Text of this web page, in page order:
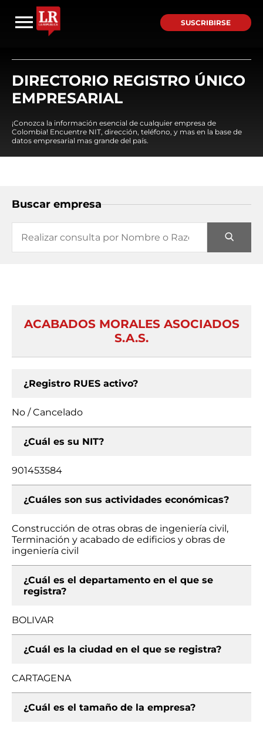
SUSCRIBIRSE
DIRECTORIO REGISTRO ÚNICO
EMPRESARIAL
¡Conozca la información esencial de cualquier empresa de
Colombia! Encuentre NIT, dirección, teléfono, y mas en la base de
datos empresarial mas grande del país.
Buscar empresa
ACABADOS MORALES ASOCIADOS
S.A.S.
¿Registro RUES activo?
No / Cancelado
¿Cuál es su NIT?
901453584
¿Cuáles son sus actividades económicas?
Construcción de otras obras de ingeniería civil,
Terminación y acabado de edificios y obras de
ingeniería civil
¿Cuál es el departamento en el que se
registra?
BOLIVAR
¿Cuál es la ciudad en el que se registra?
CARTAGENA
¿Cuál es el tamaño de la empresa?